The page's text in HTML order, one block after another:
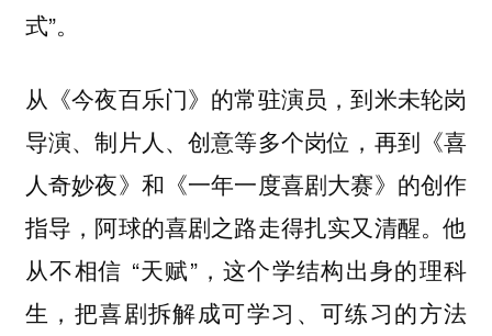
式”。
从《今夜百乐门》的常驻演员，到米未轮岗
导演、制片人、创意等多个岗位，再到《喜
人奇妙夜》和《一年一度喜剧大赛》的创作
指导，阿球的喜剧之路走得扎实又清醒。他
从不相信 “天赋”，这个学结构出身的理科
生，把喜剧拆解成可学习、可练习的方法